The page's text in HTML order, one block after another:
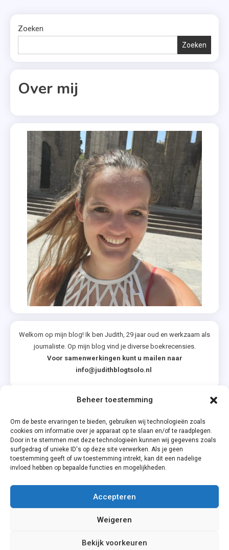
Beheer toestemming
Om de beste ervaringen te bieden, gebruiken wij technologieën zoals
cookies om informatie over je apparaat op te slaan en/of te raadplegen.
Door in te stemmen met deze technologieën kunnen wij gegevens zoals
surfgedrag of unieke ID's op deze site verwerken. Als je geen
toestemming geeft of uw toestemming intrekt, kan dit een nadelige
invloed hebben op bepaalde functies en mogelijkheden.
Accepteren
Weigeren
Bekijk voorkeuren
Zoeken
Zoeken
Over mij
Welkom op mijn blog! Ik ben Judith, 29 jaar oud en werkzaam als
journaliste. Op mijn blog vind je diverse boekrecensies.
Voor samenwerkingen kunt u mailen naar
info@judithblogtsolo.nl
Privacyverklaring